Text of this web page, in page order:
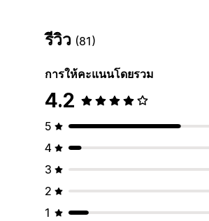
รีวิว (81)
การให้คะแนนโดยรวม
4.2
5
4
3
2
1